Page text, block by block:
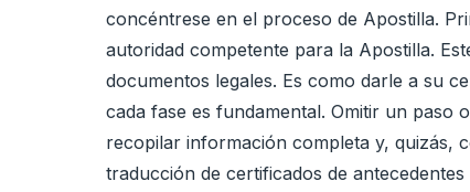
concéntrese en el proceso de Apostilla.
autoridad competente para la Apostilla.
documentos legales. Es como darle a su
cada fase es fundamental. Omitir un
recopilar información completa y, quizás,
traducción de certificados de